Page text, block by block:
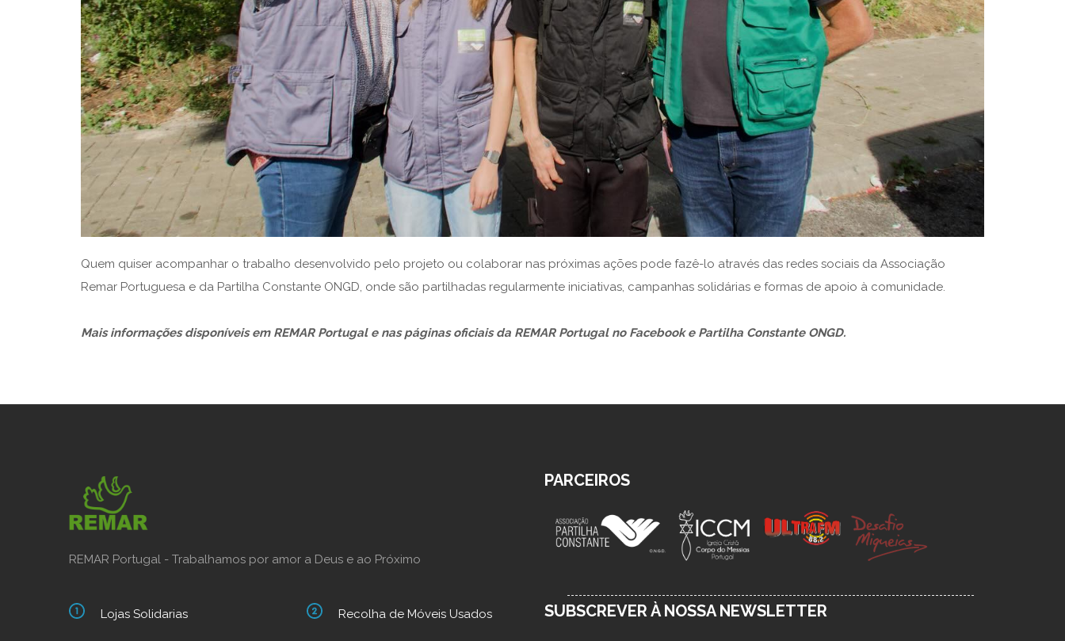
Quem quiser acompanhar o trabalho desenvolvido pelo projeto ou colaborar nas próximas ações pode fazê-lo através das redes sociais da Associação
Remar Portuguesa e da Partilha Constante ONGD, onde são partilhadas regularmente iniciativas, campanhas solidárias e formas de apoio à comunidade.
Mais informações disponíveis em REMAR Portugale nas páginas oficiais da REMAR Portugal no Facebooke Partilha Constante ONGD.
REMAR Portugal - Trabalhamos por amor a Deus e ao Próximo
Lojas Solidarias Recolha de Móveis Usados
PARCEIROS
SUBSCREVER À NOSSA NEWSLETTER